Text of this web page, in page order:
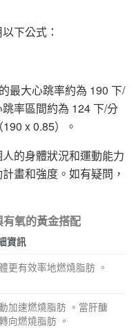
下公式：
最大心跳率約為 190 下/
率區間約為 124 下/分
x 0.85）。
的身體狀況和運動能力
畫和強度。如有疑問，
氧的黃金搭配
資訊
更有效率地燃燒脂肪 。
加速燃燒脂肪 。當肝醣
向燃燒脂肪 。